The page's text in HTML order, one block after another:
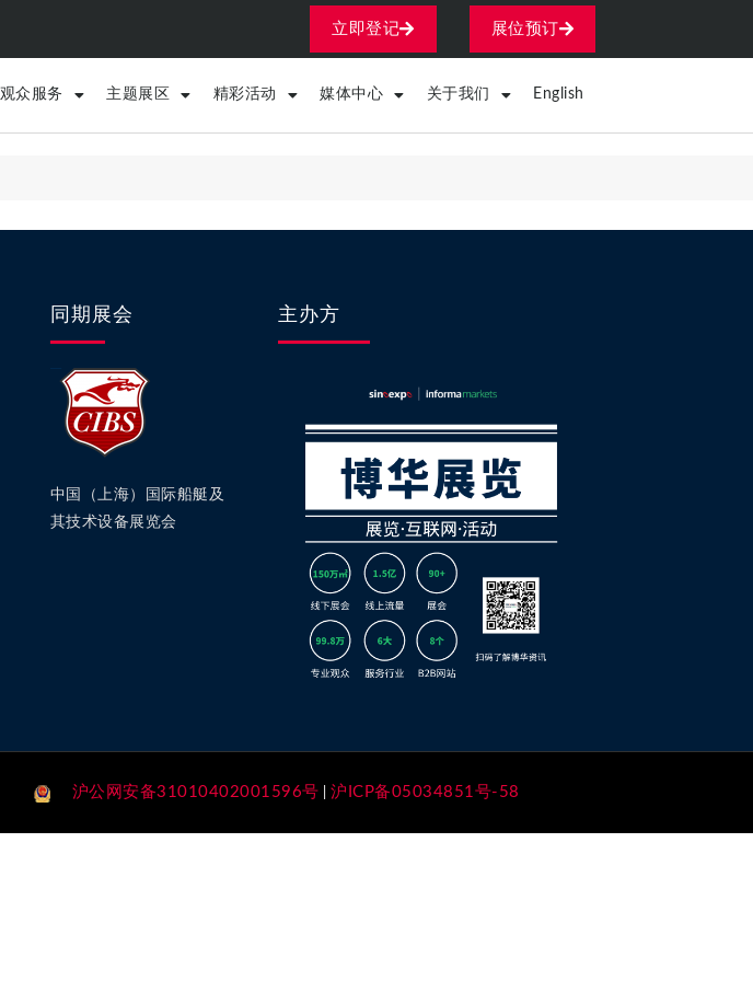
立即登记 展位预订
观众服务 主题展区 精彩活动 媒体中心 关于我们 English
同期展会
中国（上海）国际船艇及
其技术设备展览会
主办方
沪公网安备31010402001596号 |沪ICP备05034851号-58